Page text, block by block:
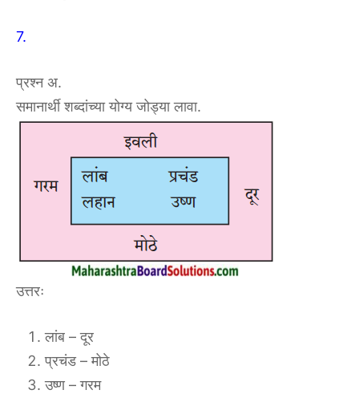
7.
प्रश्न अ.
समानार्थी शब्दांच्या योग्य जोड्या लावा.
उत्तरः
लांब – दूर
प्रचंड – मोठे
उष्ण – गरम